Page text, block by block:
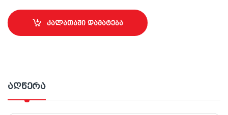
კალათაში დამატება
აღწერა